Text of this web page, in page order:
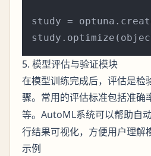
study =
5. 模型评估与验证模块
在模型训练完成后，评估是检
骤。常用的评估标准包括准确
等。AutoML系统可以帮助自
行结果可视化，方便用户理解
示例